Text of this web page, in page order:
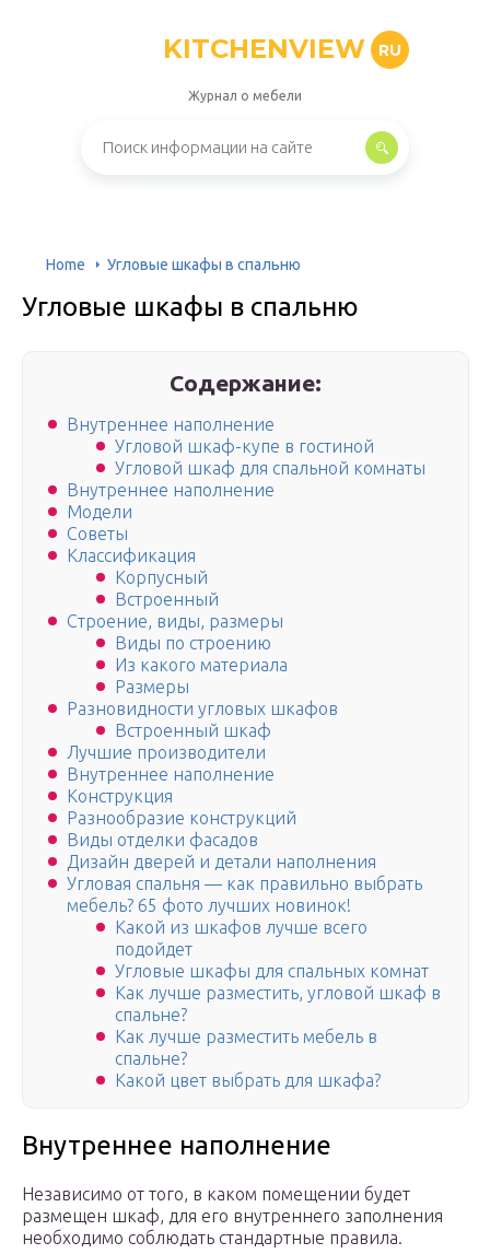
KITCHENVIEW RU
Журнал о мебели
Home Угловые шкафы в спальню
Угловые шкафы в спальню
Содержание:
Внутреннее наполнение
Угловой шкаф-купе в гостиной
Угловой шкаф для спальной комнаты
Внутреннее наполнение
Модели
Советы
Классификация
Корпусный
Встроенный
Строение, виды, размеры
Виды по строению
Из какого материала
Размеры
Разновидности угловых шкафов
Встроенный шкаф
Лучшие производители
Внутреннее наполнение
Конструкция
Разнообразие конструкций
Виды отделки фасадов
Дизайн дверей и детали наполнения
Угловая спальня — как правильно выбрать
мебель? 65 фото лучших новинок!
Какой из шкафов лучше всего
подойдет
Угловые шкафы для спальных комнат
Как лучше разместить, угловой шкаф в
спальне?
Как лучше разместить мебель в
спальне?
Какой цвет выбрать для шкафа?
Внутреннее наполнение
Независимо от того, в каком помещении будет
размещен шкаф, для его внутреннего заполнения
необходимо соблюдать стандартные правила.